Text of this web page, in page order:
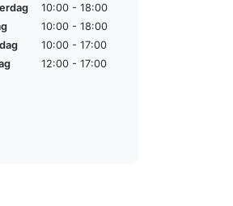
10:00 - 18:00
10:00 - 18:00
10:00 - 17:00
12:00 - 17:00